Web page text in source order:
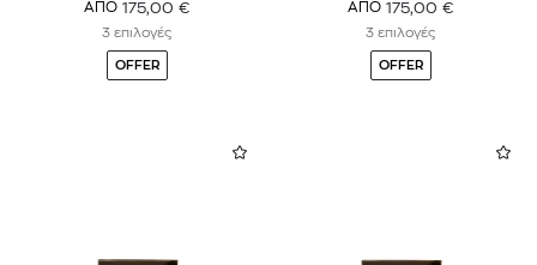
ΑΠΟ 175,00 €
3 επιλογές
OFFER
ΑΠΟ 175,00 €
3 επιλογές
OFFER